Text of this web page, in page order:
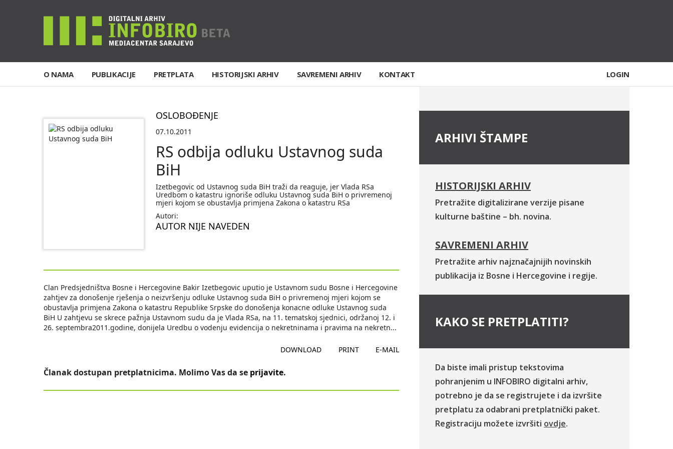
O NAMA PUBLIKACIJE PRETPLATA HISTORIJSKI ARHIV SAVREMENI ARHIV KONTAKT LOGIN
OSLOBOĐENJE
07.10.2011
RS odbija odluku Ustavnog suda
BiH
Izetbegovic od Ustavnog suda BiH traži da reaguje, jer Vlada RSa
Uredbom o katastru ignoriše odluku Ustavnog suda BiH o privremenoj
mjeri kojom se obustavlja primjena Zakona o katastru RSa
Autori:
AUTOR NIJE NAVEDEN
Clan Predsjedništva Bosne i Hercegovine Bakir Izetbegovic uputio je Ustavnom sudu Bosne i Hercegovine
zahtjev za donošenje rješenja o neizvršenju odluke Ustavnog suda BiH o privremenoj mjeri kojom se
obustavlja primjena Zakona o katastru Republike Srpske do donošenja konacne odluke Ustavnog suda
BiH U zahtjevu se skrece pažnja Ustavnom sudu da je Vlada RSa, na 11. tematskoj sjednici, održanoj 12. i
26. septembra2011.godine, donijela Uredbu o vodenju evidencija o nekretninama i pravima na nekretn...
DOWNLOAD PRINT E-MAIL
Članak dostupan pretplatnicima. Molimo Vas da se prijavite.
ARHIVI ŠTAMPE
HISTORIJSKI ARHIV
Pretražite digitalizirane verzije pisane
kulturne baštine – bh. novina.
SAVREMENI ARHIV
Pretražite arhiv najznačajnijih novinskih
publikacija iz Bosne i Hercegovine i regije.
KAKO SE PRETPLATITI?
Da biste imali pristup tekstovima
pohranjenim u INFOBIRO digitalni arhiv,
potrebno je da se registrujete i da izvršite
pretplatu za odabrani pretplatnički paket.
Registraciju možete izvršiti ovdje.